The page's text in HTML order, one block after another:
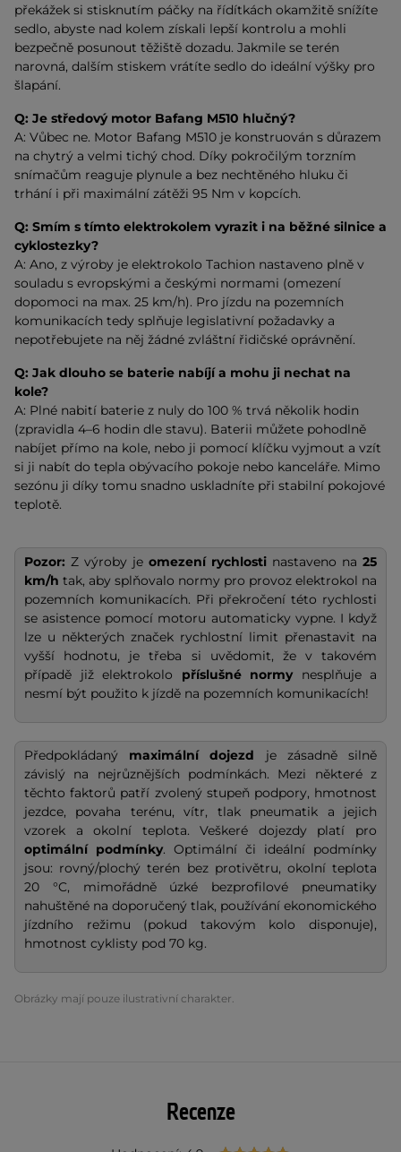
překážek si stisknutím páčky na řídítkách okamžitě snížíte
sedlo, abyste nad kolem získali lepší kontrolu a mohli
bezpečně posunout těžiště dozadu. Jakmile se terén
narovná, dalším stiskem vrátíte sedlo do ideální výšky pro
šlapání.
Q: Je středový motor Bafang M510 hlučný?
A: Vůbec ne. Motor Bafang M510 je konstruován s důrazem
na chytrý a velmi tichý chod. Díky pokročilým torzním
snímačům reaguje plynule a bez nechtěného hluku či
trhání i při maximální zátěži 95 Nm v kopcích.
Q: Smím s tímto elektrokolem vyrazit i na běžné silnice a
cyklostezky?
A: Ano, z výroby je elektrokolo Tachion nastaveno plně v
souladu s evropskými a českými normami (omezení
dopomoci na max. 25 km/h). Pro jízdu na pozemních
komunikacích tedy splňuje legislativní požadavky a
nepotřebujete na něj žádné zvláštní řidičské oprávnění.
Q: Jak dlouho se baterie nabíjí a mohu ji nechat na
kole?
A: Plné nabití baterie z nuly do 100 % trvá několik hodin
(zpravidla 4–6 hodin dle stavu). Baterii můžete pohodlně
nabíjet přímo na kole, nebo ji pomocí klíčku vyjmout a vzít
si ji nabít do tepla obývacího pokoje nebo kanceláře. Mimo
sezónu ji díky tomu snadno uskladníte při stabilní pokojové
teplotě.
Pozor: Z výroby je omezení rychlosti nastaveno na 25
km/h tak, aby splňovalo normy pro provoz elektrokol na
pozemních komunikacích. Při překročení této rychlosti
se asistence pomocí motoru automaticky vypne. I když
lze u některých značek rychlostní limit přenastavit na
vyšší hodnotu, je třeba si uvědomit, že v takovém
případě již elektrokolo příslušné normynesplňuje a
nesmí být použito k jízdě na pozemních komunikacích!
Předpokládaný maximální dojezd je zásadně silně
závislý na nejrůznějších podmínkách. Mezi některé z
těchto faktorů patří zvolený stupeň podpory, hmotnost
jezdce, povaha terénu, vítr, tlak pneumatik a jejich
vzorek a okolní teplota. Veškeré dojezdy platí pro
optimální podmínky. Optimální či ideální podmínky
jsou: rovný/plochý terén bez protivětru, okolní teplota
20 °C, mimořádně úzké bezprofilové pneumatiky
nahuštěné na doporučený tlak, používání ekonomického
jízdního režimu (pokud takovým kolo disponuje),
hmotnost cyklisty pod 70 kg.
Obrázky mají pouze ilustrativní charakter.
Recenze